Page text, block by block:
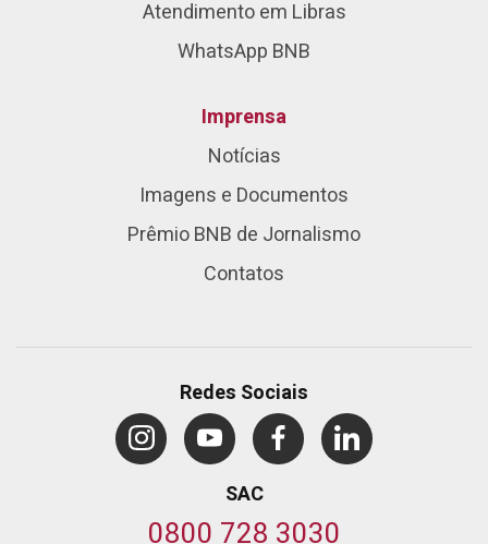
Atendimento em Libras
WhatsApp BNB
Imprensa
Notícias
Imagens e Documentos
Prêmio BNB de Jornalismo
Contatos
Redes Sociais
SAC
0800 728 3030